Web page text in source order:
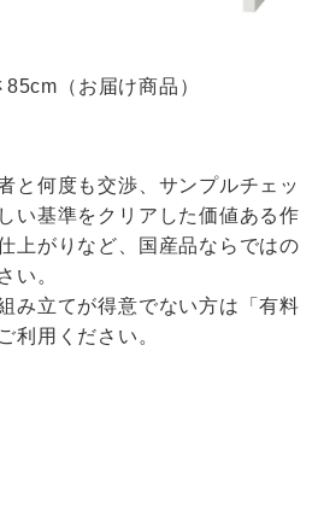
（お届け商品）
と何度も交渉、サンプルチェッ
い基準をクリアした価値ある作
上がりなど、国産品ならではの
い。
み立てが得意でない方は「有料
利用ください。